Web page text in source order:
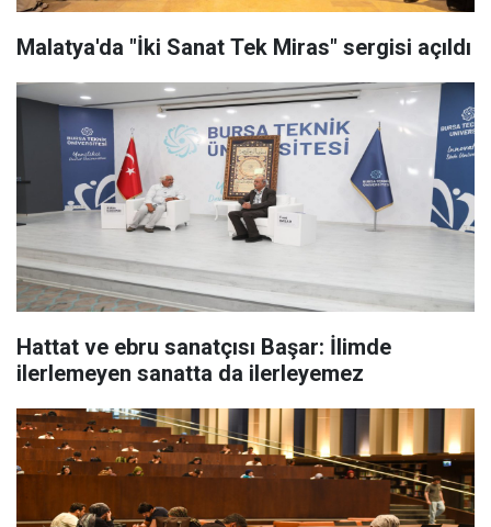
Malatya'da "İki Sanat Tek Miras" sergisi açıldı
Hattat ve ebru sanatçısı Başar: İlimde
ilerlemeyen sanatta da ilerleyemez